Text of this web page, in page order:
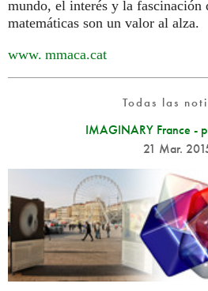
mundo, el interés y la fascinación
matemáticas son un valor al alza.
www. mmaca.cat
Todas las
IMAGINARY France -
21 Mar.